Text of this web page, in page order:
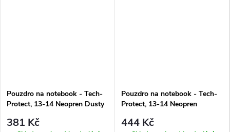
Pouzdro na notebook - Tech-
Protect, 13-14 Neopren Dusty
381 Kč
Pouzdro na notebook - Tech-
Protect, 13-14 Neopren
444 Kč